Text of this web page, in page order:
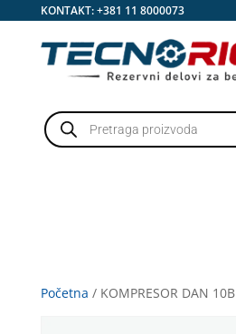
KONTAKT:+381 11 8000073
Products
search
Početna / KOMPRESOR DAN 10B